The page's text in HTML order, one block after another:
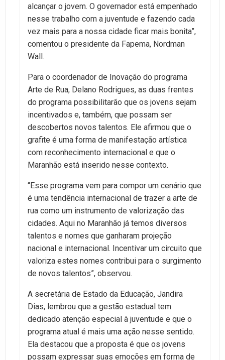
alcançar o jovem. O governador está empenhado
nesse trabalho com a juventude e fazendo cada
vez mais para a nossa cidade ficar mais bonita”,
comentou o presidente da Fapema, Nordman
Wall.
Para o coordenador de Inovação do programa
Arte de Rua, Delano Rodrigues, as duas frentes
do programa possibilitarão que os jovens sejam
incentivados e, também, que possam ser
descobertos novos talentos. Ele afirmou que o
grafite é uma forma de manifestação artística
com reconhecimento internacional e que o
Maranhão está inserido nesse contexto.
“Esse programa vem para compor um cenário que
é uma tendência internacional de trazer a arte de
rua como um instrumento de valorização das
cidades. Aqui no Maranhão já temos diversos
talentos e nomes que ganharam projeção
nacional e internacional. Incentivar um circuito que
valoriza estes nomes contribui para o surgimento
de novos talentos”, observou.
A secretária de Estado da Educação, Jandira
Dias, lembrou que a gestão estadual tem
dedicado atenção especial à juventude e que o
programa atual é mais uma ação nesse sentido.
Ela destacou que a proposta é que os jovens
possam expressar suas emoções em forma de